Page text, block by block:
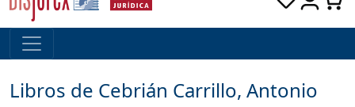
Libros de Cebrián Carrillo, Antonio